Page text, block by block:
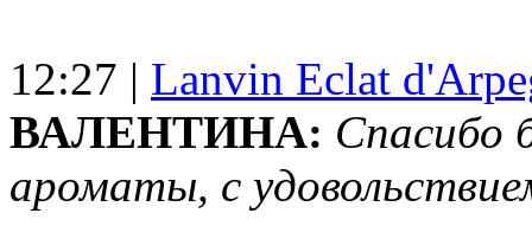
12:27 | Lanvin Eclat
ВАЛЕНТИНА: Спасибо
ароматы, с